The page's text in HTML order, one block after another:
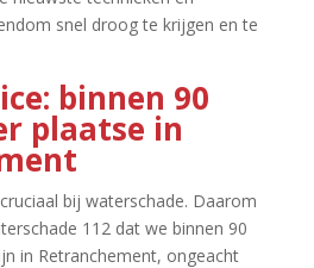
snel droog te krijgen en te
binnen 90
plaatse in
bij waterschade.​ Daarom
112 dat we binnen 90
in Retranchement, ongeacht